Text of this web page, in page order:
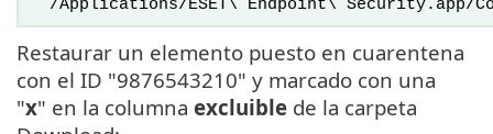
/Applications/ESET\ Endpoint\ Security.app/
Restaurar un elemento puesto en cuarentena
con el ID "9876543210" y marcado con una
"x" en la columna excluible de la carpeta